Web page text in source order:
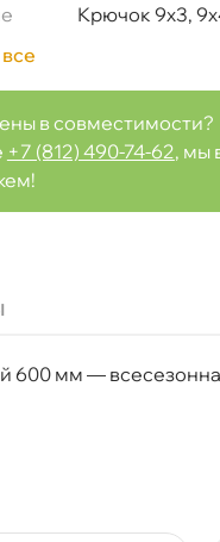
Крючок 9x3,
в совместимости?
+7 (812) 490-74-62, мы
600 мм —